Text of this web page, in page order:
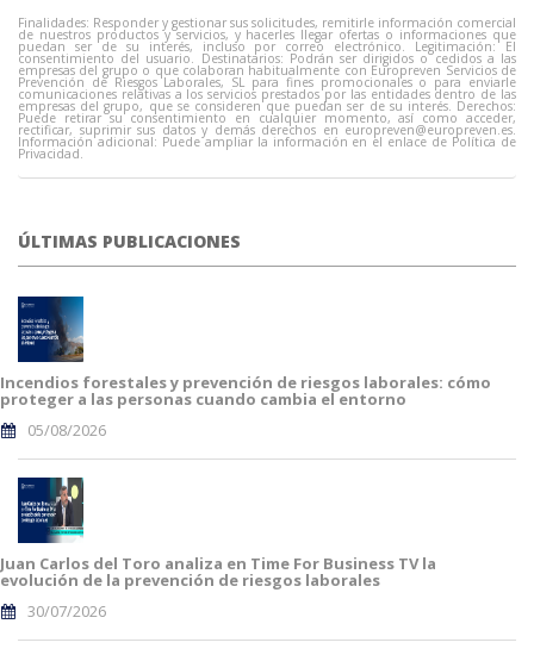
Finalidades: Responder y gestionar sus solicitudes, remitirle información comercial
de nuestros productos y servicios, y hacerles llegar ofertas o informaciones que
puedan ser de su interés, incluso por correo electrónico. Legitimación: El
consentimiento del usuario. Destinatarios: Podrán ser dirigidos o cedidos a las
empresas del grupo o que colaboran habitualmente con Europreven Servicios de
Prevención de Riesgos Laborales, SL para fines promocionales o para enviarle
comunicaciones relativas a los servicios prestados por las entidades dentro de las
empresas del grupo, que se consideren que puedan ser de su interés. Derechos:
Puede retirar su consentimiento en cualquier momento, así como acceder,
rectificar, suprimir sus datos y demás derechos en europreven@europreven.es.
Información adicional: Puede ampliar la información en el enlace de Política de
Privacidad.
ÚLTIMAS PUBLICACIONES
Incendios forestales y prevención de riesgos laborales: cómo
proteger a las personas cuando cambia el entorno
05/08/2026
Juan Carlos del Toro analiza en Time For Business TV la
evolución de la prevención de riesgos laborales
30/07/2026